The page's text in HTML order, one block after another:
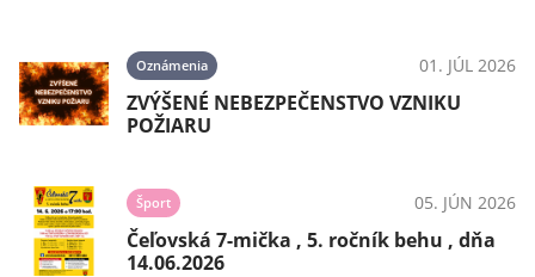
Oznámenia 01. JÚL 2026
ZVÝŠENÉ NEBEZPEČENSTVO VZNIKU
POŽIARU
Šport 05. JÚN 2026
Čeľovská 7-mička , 5. ročník behu , dňa
14.06.2026